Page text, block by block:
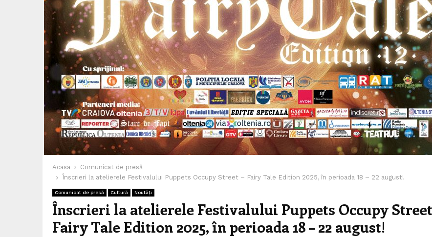
Acasa
Comunicat de presă
Înscrieri la atelierele Festivalului Puppets Occupy Street – Fairy Tale Edition 2025, în perioada 18 – 22 august!
Comunicat de presă Cultură Noutăți
Înscrieri la atelierele Festivalului Puppets Occupy
Fairy Tale Edition 2025, în perioada 18 – 22 august!